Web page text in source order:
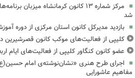
مرکز شماره ۱۳ کانون کرمانشاه
شد
بازدید مدیرکل کانون استان مرکزی از دوره
کلیپی از فعالیت‌های موکب کانون قصرشیرین
عضو کانون کنگاور کلیپی از فعالیت‌های ایام
اجرای طرح هنری «نشان‌نوشته‌ی امام
مفاهیم عاشورایی